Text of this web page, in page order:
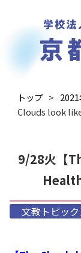
トップ
Clouds look
9/28火【
文教トピック